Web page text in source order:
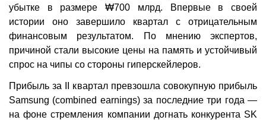
убытке в размере ₩700 млрд. Впервые в своей
истории оно завершило квартал с отрицательным
финансовым результатом. По мнению экспертов,
причиной стали высокие цены на память и устойчивый
спрос на чипы со стороны гиперскейлеров.
Прибыль за II квартал превзошла совокупную прибыль
Samsung (combined earnings) за последние три года —
на фоне стремления компании догнать конкурента SK